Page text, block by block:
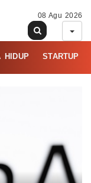
08 Agu 2026
HIDUP STARTUP